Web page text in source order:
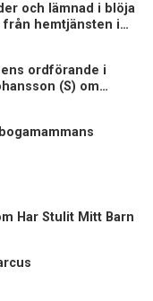
och lämnad i blöja
från hemtjänsten i
ordförande i
(S) om
Har Stulit Mitt Barn